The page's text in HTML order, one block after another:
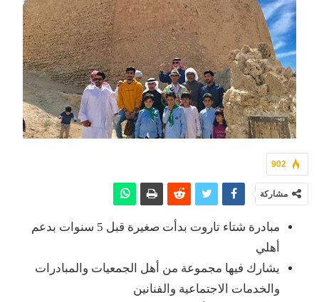
902
مشاركة
مبادرة شتاء تاروت بدأت صغيرة قبل 5 سنوات بدعم
أهلي
يشارك فيها مجموعة من أهل الجمعيات والمبادرات
والخدمات الاجتماعية والفنانين